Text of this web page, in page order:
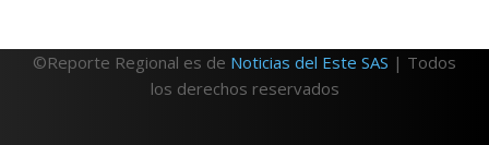
©Reporte Regional es de Noticias del Este SAS | Todos
los derechos reservados